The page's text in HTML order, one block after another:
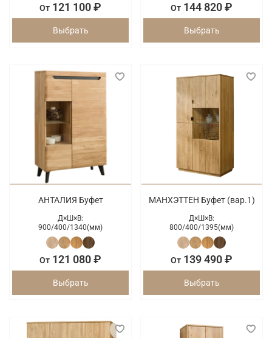
От 121 100 ₽
Выбрать
От 144 820 ₽
Выбрать
АНТАЛИЯ Буфет
Д×Ш×В:
900/400/1340(мм)
От 121 080 ₽
Выбрать
МАНХЭТТЕН Буфет (вар.1)
Д×Ш×В:
800/400/1395(мм)
От 139 490 ₽
Выбрать